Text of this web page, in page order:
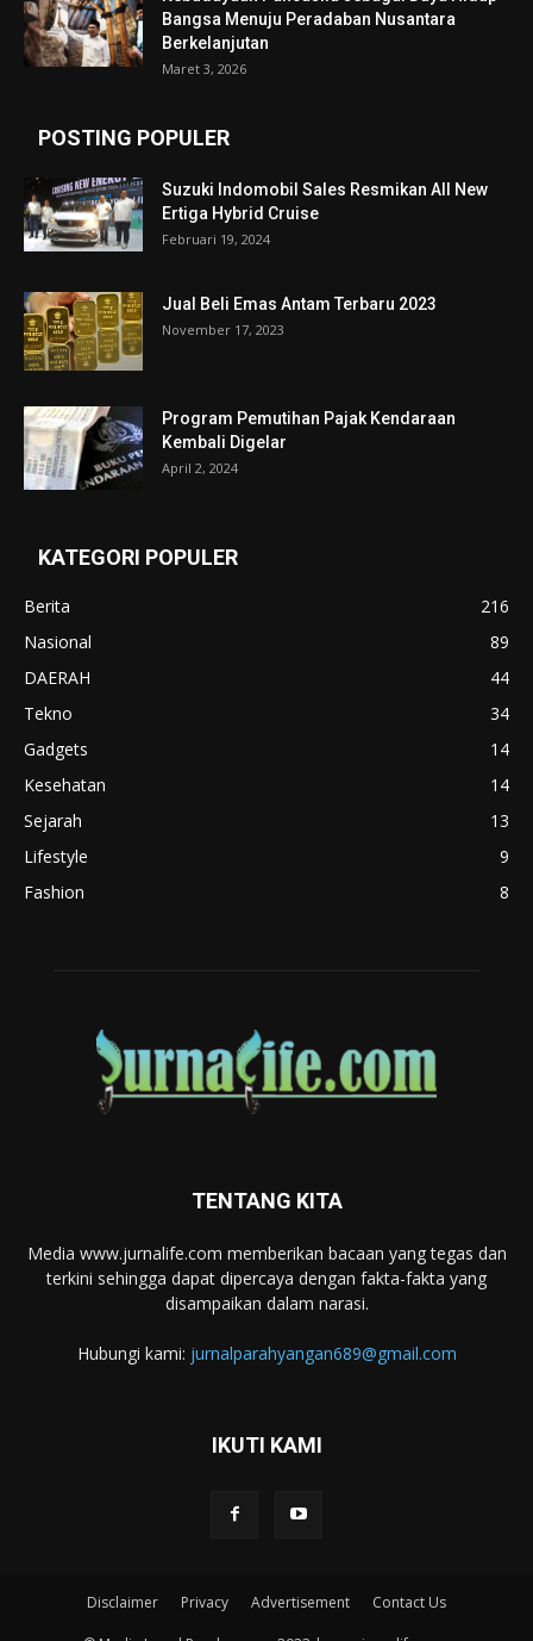
Bangsa Menuju Peradaban Nusantara
Berkelanjutan
Maret 3, 2026
POSTING POPULER
Suzuki Indomobil Sales Resmikan All New
Ertiga Hybrid Cruise
Februari 19, 2024
Jual Beli Emas Antam Terbaru 2023
November 17, 2023
Program Pemutihan Pajak Kendaraan
Kembali Digelar
April 2, 2024
KATEGORI POPULER
Berita
216
Nasional
89
DAERAH
44
Tekno
34
Gadgets
14
Kesehatan
14
Sejarah
13
Lifestyle
9
Fashion
8
TENTANG KITA
Media www.jurnalife.com memberikan bacaan yang tegas dan
terkini sehingga dapat dipercaya dengan fakta-fakta yang
disampaikan dalam narasi.
Hubungi kami: jurnalparahyangan689@gmail.com
IKUTI KAMI
Disclaimer Privacy Advertisement Contact Us